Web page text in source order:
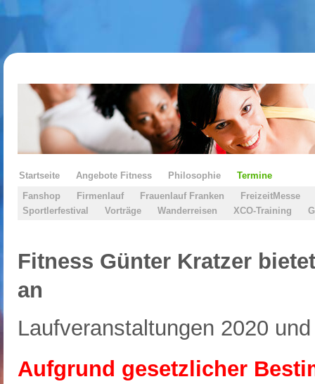
Startseite Angebote Fitness Philosophie
Termine
Fanshop
Firmenlauf Frauenlauf Franken
FreizeitMesse
Sportlerfestival
Vorträge Wanderreisen XCO-Training
Fitness Günter Kratzer
an
Laufveranstaltungen 2020
Aufgrund gesetzlicher